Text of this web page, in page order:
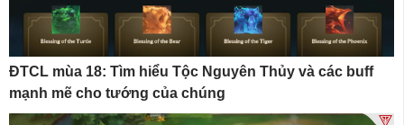
ĐTCL mùa 18: Tìm hiểu Tộc Nguyên Thủy và các buff
mạnh mẽ cho tướng của chúng